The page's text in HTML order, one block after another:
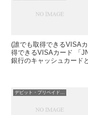
(誰でも取得できるVISA
得できるVISAカード 「
銀行のキャッシュカード